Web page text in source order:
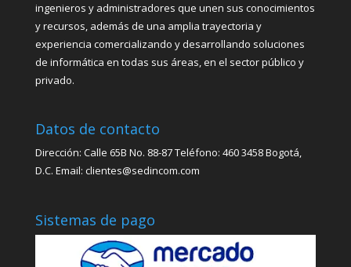
ingenieros y administradores que unen sus conocimientos
y recursos, además de una amplia trayectoria y
experiencia comercializando y desarrollando soluciones
de informática en todas sus áreas, en el sector público y
privado.
Datos de contacto
Dirección: Calle 65B No. 88-87 Teléfono: 460 3458 Bogotá,
D.C. Email: clientes@sedincom.com
Sistemas de pago